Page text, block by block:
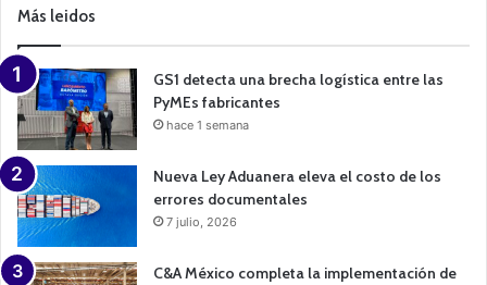
a
n
Más leidos
GS1 detecta una brecha logística entre las
PyMEs fabricantes
hace 1 semana
Nueva Ley Aduanera eleva el costo de los
errores documentales
7 julio, 2026
C&A México completa la implementación de